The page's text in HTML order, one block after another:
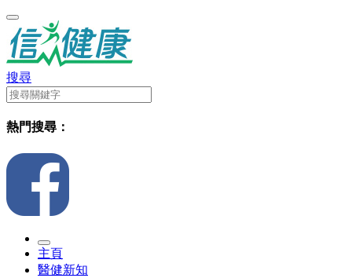
搜尋
熱門搜尋：
主頁
醫健新知